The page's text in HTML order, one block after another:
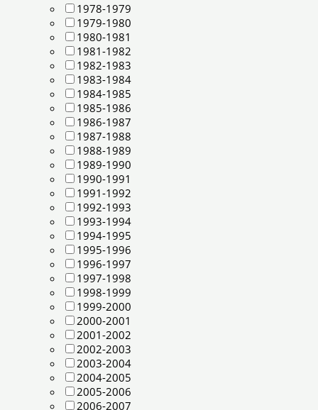
1978-1979
1979-1980
1980-1981
1981-1982
1982-1983
1983-1984
1984-1985
1985-1986
1986-1987
1987-1988
1988-1989
1989-1990
1990-1991
1991-1992
1992-1993
1993-1994
1994-1995
1995-1996
1996-1997
1997-1998
1998-1999
1999-2000
2000-2001
2001-2002
2002-2003
2003-2004
2004-2005
2005-2006
2006-2007